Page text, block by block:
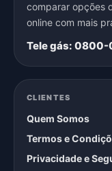
comparar opções
online com mais
Tele gás:
CLIENTES
Quem Somos
Termos e
Privacidade e